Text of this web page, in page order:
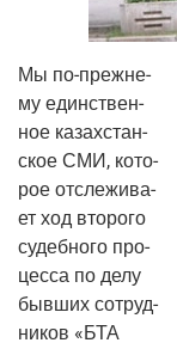
Мы по-преж­не­
му един­ствен­
ное казах­стан­
ское СМИ, кото­
рое отсле­жи­ва­
ет ход вто­ро­го
судеб­но­го про­
цес­са по делу
быв­ших сотруд­
ни­ков «БТА